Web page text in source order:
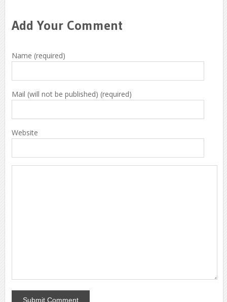
Add Your Comment
Name (required)
Mail (will not be published) (required)
Website